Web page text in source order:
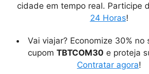
cidade em tempo real. Participe
24 Horas!
Vai viajar? Economize 30% no
cupom TBTCOM30 e proteja
Contratar agora!